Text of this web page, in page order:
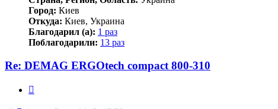
Город: Киев
Откуда: Киев, Украина
Благодарил (а): 1 раз
Поблагодарили: 13 раз
Re: DEMAG ERGOtech compact 800-310